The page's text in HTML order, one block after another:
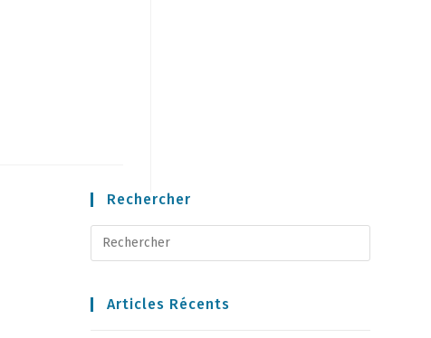
Rechercher
Articles Récents